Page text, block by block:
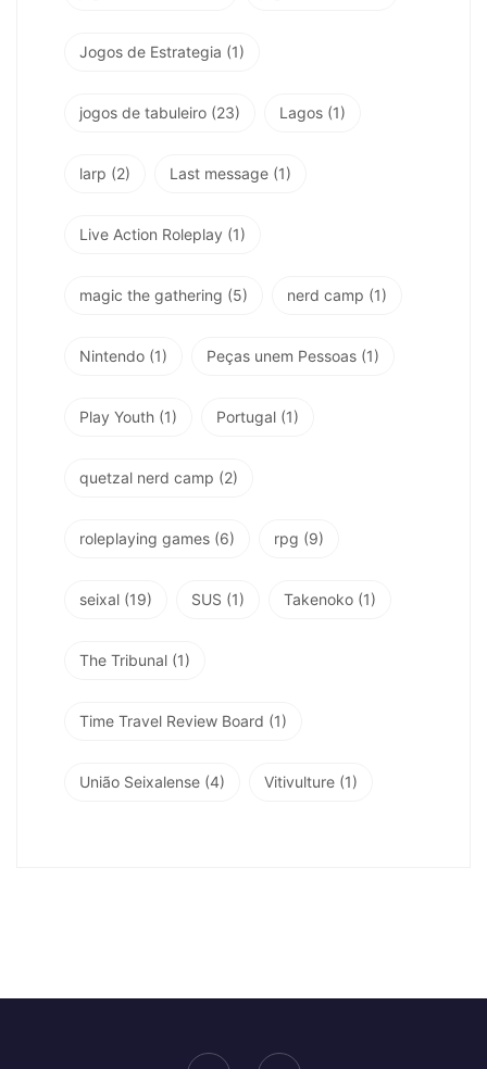
Jogos de Estrategia (1)
jogos de tabuleiro (23) Lagos (1)
larp (2) Last message (1)
Live Action Roleplay (1)
magic the gathering (5) nerd camp (1)
Nintendo (1) Peças unem Pessoas (1)
Play Youth (1) Portugal (1)
quetzal nerd camp (2)
roleplaying games (6) rpg (9)
seixal (19) SUS (1) Takenoko (1)
The Tribunal (1)
Time Travel Review Board (1)
União Seixalense (4) Vitivulture (1)